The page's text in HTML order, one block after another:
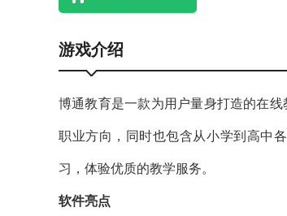
游戏介绍
博通教育是一款为用户量身打造的在
职业方向，同时也包含从小学到高中
习，体验优质的教学服务。
软件亮点